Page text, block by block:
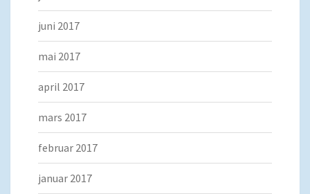
juni 2017
mai 2017
april 2017
mars 2017
februar 2017
januar 2017